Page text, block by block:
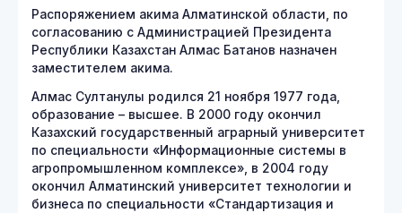
Распоряжением акима Алматинской области, по
согласованию с Администрацией Президента
Республики Казахстан Алмас Батанов назначен
заместителем акима.
Алмас Султанулы родился 21 ноября 1977 года,
образование – высшее. В 2000 году окончил
Казахский государственный аграрный университет
по специальности «Информационные системы в
агропромышленном комплексе», в 2004 году
окончил Алматинский университет технологии и
бизнеса по специальности «Стандартизация и